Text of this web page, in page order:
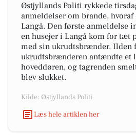
Østjyllands Politi rykkede
anmeldelser om brande, hvoraf
Langå. Den første anmeldelse
en husejer i Langå kom for tæt
med sin ukrudtsbrænder. Ilden
ukrudtsbrænderen antændte et
hoveddøren, og tagrenden
blev slukket.
Kilde: Østjyllands Politi
Læs hele artiklen her